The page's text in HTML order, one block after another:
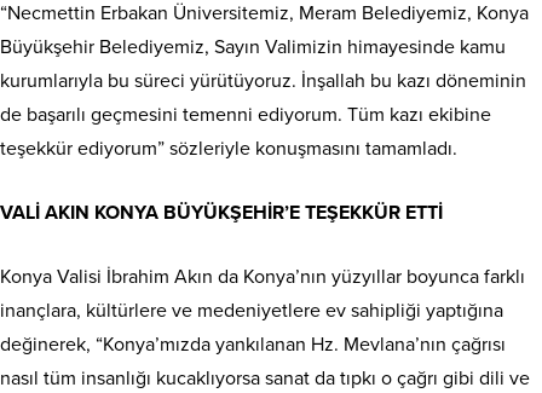
“Necmettin Erbakan Üniversitemiz, Meram Belediyemiz, Konya
Büyükşehir Belediyemiz, Sayın Valimizin himayesinde kamu
kurumlarıyla bu süreci yürütüyoruz. İnşallah bu kazı döneminin
de başarılı geçmesini temenni ediyorum. Tüm kazı ekibine
teşekkür ediyorum” sözleriyle konuşmasını tamamladı.
VALİ AKIN KONYA BÜYÜKŞEHİR’E TEŞEKKÜR ETTİ
Konya Valisi İbrahim Akın da Konya’nın yüzyıllar boyunca farklı
inançlara, kültürlere ve medeniyetlere ev sahipliği yaptığına
değinerek, “Konya’mızda yankılanan Hz. Mevlana’nın çağrısı
nasıl tüm insanlığı kucaklıyorsa sanat da tıpkı o çağrı gibi dili ve